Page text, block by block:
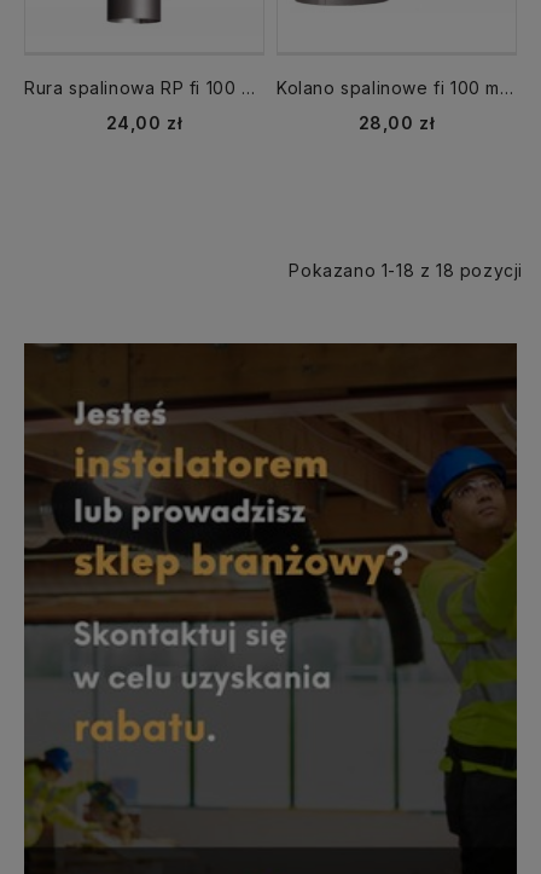
Rura spalinowa RP fi 100 mm dł. 500 mm CZ6 dymna
24,00 zł
Kolano spalinowe fi 100 mm kąt 90 st. stałe CZ6
28,00 zł
Pokazano 1-18 z 18 pozycji